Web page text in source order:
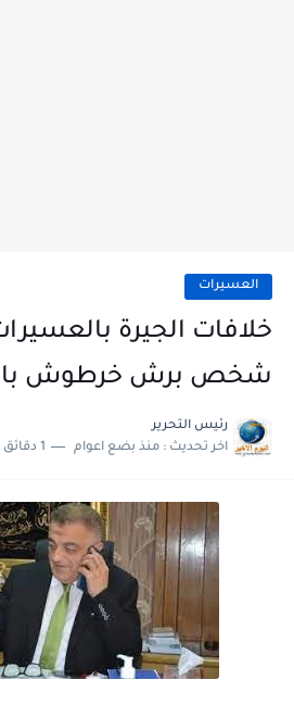
العسيرات
خلافات الجيرة
شخص برش خرطوش
رئيس التحرير
اخر تحديث : منذ بضع اعوام 1 دقائق للقراءة